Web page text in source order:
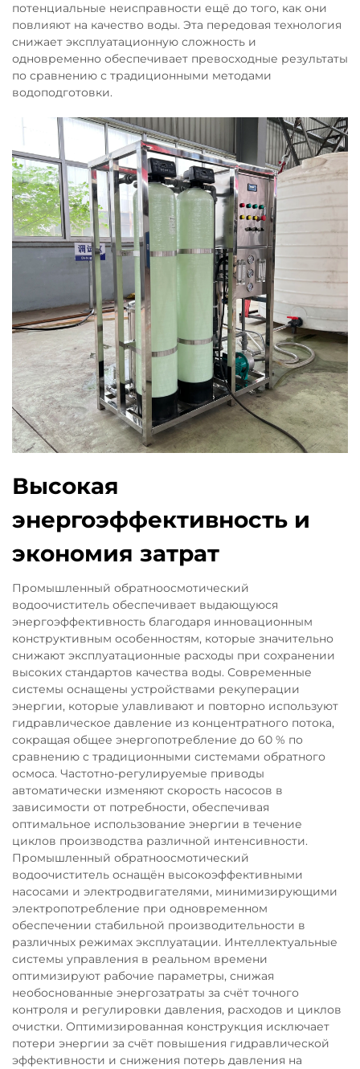
потенциальные неисправности ещё до того, как они
повлияют на качество воды. Эта передовая технология
снижает эксплуатационную сложность и
одновременно обеспечивает превосходные результаты
по сравнению с традиционными методами
водоподготовки.
Высокая
энергоэффективность и
экономия затрат
Промышленный обратноосмотический
водоочиститель обеспечивает выдающуюся
энергоэффективность благодаря инновационным
конструктивным особенностям, которые значительно
снижают эксплуатационные расходы при сохранении
высоких стандартов качества воды. Современные
системы оснащены устройствами рекуперации
энергии, которые улавливают и повторно используют
гидравлическое давление из концентратного потока,
сокращая общее энергопотребление до 60 % по
сравнению с традиционными системами обратного
осмоса. Частотно-регулируемые приводы
автоматически изменяют скорость насосов в
зависимости от потребности, обеспечивая
оптимальное использование энергии в течение
циклов производства различной интенсивности.
Промышленный обратноосмотический
водоочиститель оснащён высокоэффективными
насосами и электродвигателями, минимизирующими
электропотребление при одновременном
обеспечении стабильной производительности в
различных режимах эксплуатации. Интеллектуальные
системы управления в реальном времени
оптимизируют рабочие параметры, снижая
необоснованные энергозатраты за счёт точного
контроля и регулировки давления, расходов и циклов
очистки. Оптимизированная конструкция исключает
потери энергии за счёт повышения гидравлической
эффективности и снижения потерь давления на